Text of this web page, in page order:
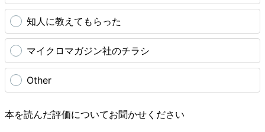
知人に教えてもらった
マイクロマガジン社のチラシ
Other
本を読んだ評価についてお聞かせください